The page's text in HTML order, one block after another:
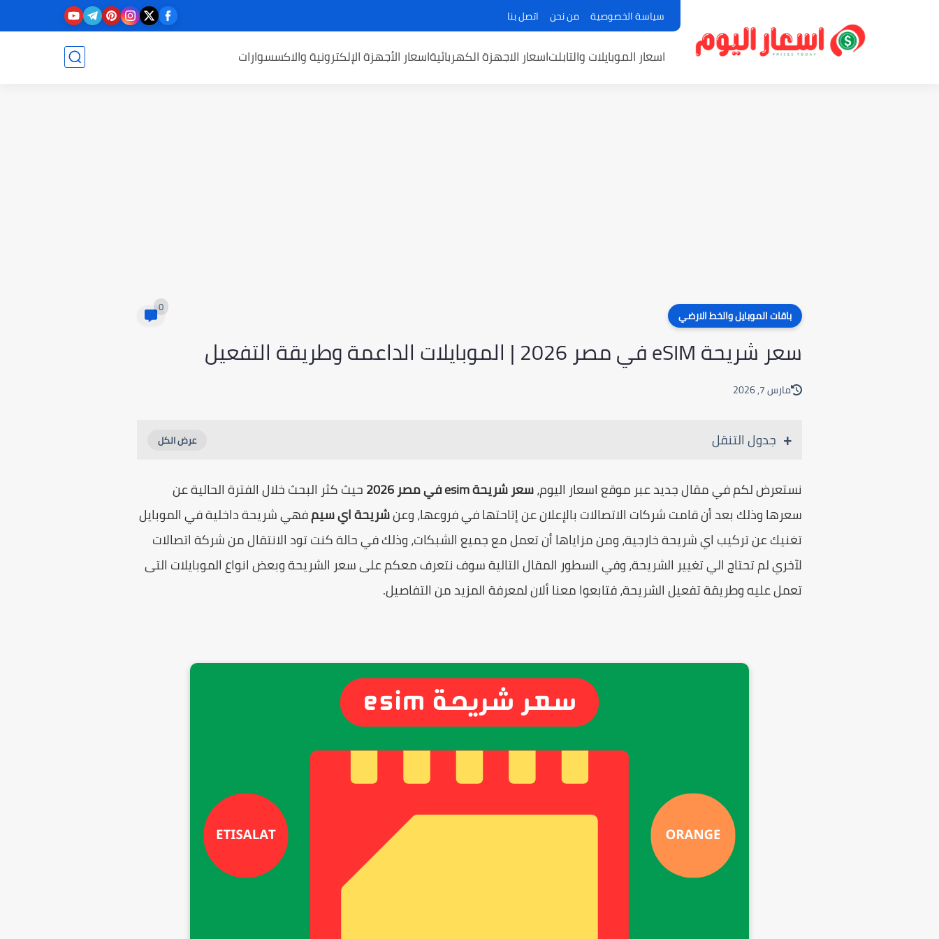
سياسة الخصوصية من نحن اتصل بنا
اسعار الموبايلات والتابلتاسعار الاجهزة الكهربائيةاسعار الأجهزة الإلكترونية والاكسسوارات
باقات الموبايل والخط الارضي 0
سعر شريحة eSIM في مصر 2026 | الموبايلات الداعمة وطريقة التفعيل
مارس 7, 2026
جدول التنقل
نستعرض لكم في مقال جديد عبر موقع اسعار اليوم،سعر شريحة esim في مصر 2026
حيث كثر البحث خلال الفترة الحالية عن
سعرها وذلك بعد أن قامت شركات الاتصالات بالإعلان عن إتاحتها في فروعها، وعنشريحة اي سيمفهي شريحة داخلية في الموبايل
تغنيك عن تركيب اي شريحة خارجية، ومن مزاياها أن تعمل مع جميع الشبكات، وذلك في حالة كنت تود الانتقال من شركة اتصالات
لآخري لم تحتاج الي تغيير الشريحة، وفي السطور المقال التالية سوف نتعرف معكم على سعر الشريحة وبعض انواع الموبايلات التى
تعمل عليه وطريقة تفعيل الشريحة، فتابعوا معنا ألان لمعرفة المزيد من التفاصيل.